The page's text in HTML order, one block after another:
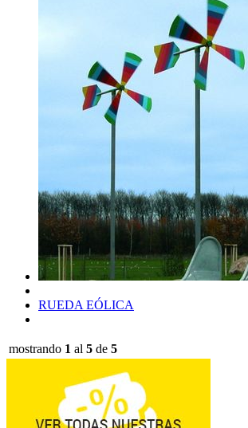
RUEDA EÓLICA
mostrando 1 al 5 de 5